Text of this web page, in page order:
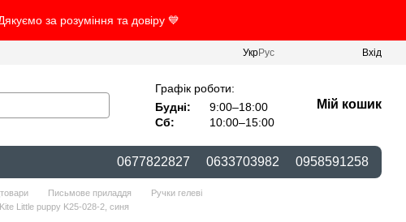
за розуміння та довіру 💙
УкрРус Вхід
Графік роботи:
Будні:
9:00–18:00
Сб:
10:00–15:00
Мій кошик
0677822827 0633703982 0958591258
Письмове приладдя
Ручки гелеві
Little puppy K25-028-2, синя